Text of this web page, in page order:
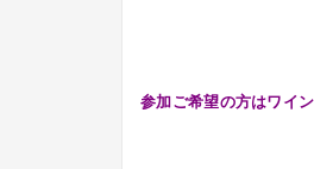
参加ご希望の方はワイ